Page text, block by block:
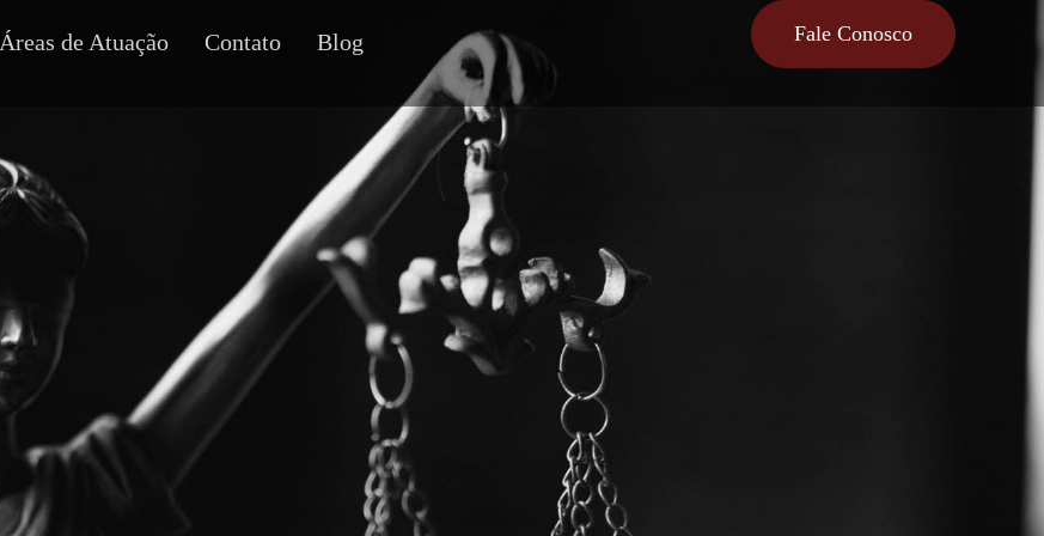
Áreas de Atuação Contato Blog Fale Conosco